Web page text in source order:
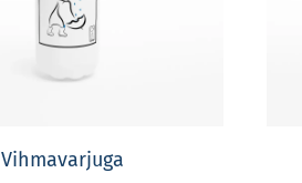
Vihmavarjuga